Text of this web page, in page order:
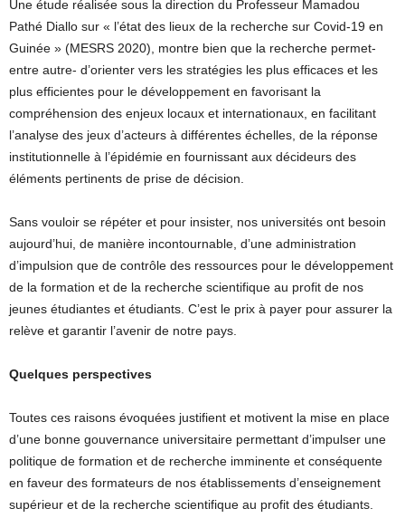
Une étude réalisée sous la direction du Professeur Mamadou
Pathé Diallo sur « l’état des lieux de la recherche sur Covid-19 en
Guinée » (MESRS 2020), montre bien que la recherche permet-
entre autre- d’orienter vers les stratégies les plus efficaces et les
plus efficientes pour le développement en favorisant la
compréhension des enjeux locaux et internationaux, en facilitant
l’analyse des jeux d’acteurs à différentes échelles, de la réponse
institutionnelle à l’épidémie en fournissant aux décideurs des
éléments pertinents de prise de décision.
Sans vouloir se répéter et pour insister, nos universités ont besoin
aujourd’hui, de manière incontournable, d’une administration
d’impulsion que de contrôle des ressources pour le développement
de la formation et de la recherche scientifique au profit de nos
jeunes étudiantes et étudiants. C’est le prix à payer pour assurer la
relève et garantir l’avenir de notre pays.
Quelques perspectives
Toutes ces raisons évoquées justifient et motivent la mise en place
d’une bonne gouvernance universitaire permettant d’impulser une
politique de formation et de recherche imminente et conséquente
en faveur des formateurs de nos établissements d’enseignement
supérieur et de la recherche scientifique au profit des étudiants.